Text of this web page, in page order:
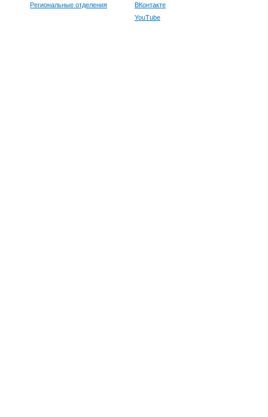
Региональные отделения
ВКонтакте
YouTube